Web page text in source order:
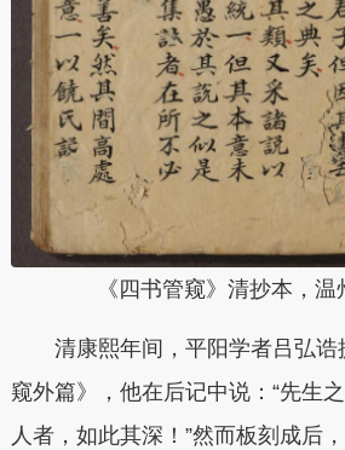
《四书管窥》清抄本，温
清康熙年间，平阳学者吕弘诰
窥外篇》，他在后记中说：“先生
人者，如此其深！”然而板刻成后